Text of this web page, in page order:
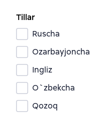
Tillar
Ruscha
Ozarbayjoncha
Ingliz
O`zbekcha
Qozoq